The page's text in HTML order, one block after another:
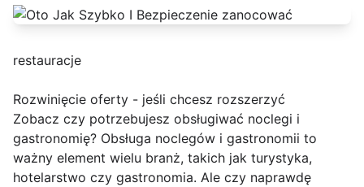
restauracje
Rozwinięcie oferty - jeśli chcesz rozszerzyć
Zobacz czy potrzebujesz obsługiwać noclegi i
gastronomię? Obsługa noclegów i gastronomii to
ważny element wielu branż, takich jak turystyka,
hotelarstwo czy gastronomia. Ale czy naprawdę